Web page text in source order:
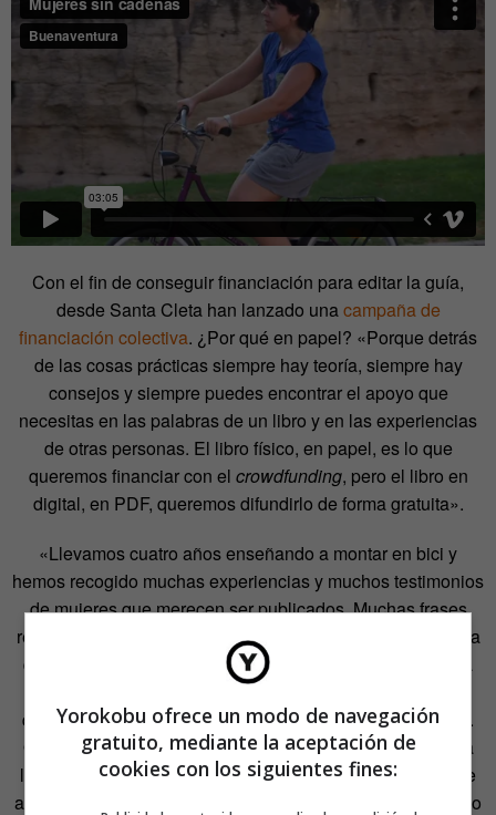
Con el fin de conseguir financiación para editar la guía,
desde Santa Cleta han lanzado unacampaña de
financiación colectiva. ¿Por qué en papel? «Porque detrás
de las cosas prácticas siempre hay teoría, siempre hay
consejos y siempre puedes encontrar el apoyo que
necesitas en las palabras de un libro y en las experiencias
de otras personas. El libro físico, en papel, es lo que
queremos financiar con el crowdfunding, pero el libro en
digital, en PDF, queremos difundirlo de forma gratuita».
«Llevamos cuatro años enseñando a montar en bici y
hemos recogido muchas experiencias y muchos testimonios
de mujeres que merecen ser publicados. Muchas frases
relacionadas con factores de género como «mi padre decía
que las bicis no eran para niñas»», explican desde Santa
Cleta. «Pero, aparte de esto, que no es poco, lo cierto es
que este libro está dedicado a ser un elemento motivador.
Queremos que alguien que no sepa montar en bici pueda
leer la guía y ver que es algo sencillo. Que anime y motive
al lector a aprender a montar en bici, en caso de no saber, o
Yorokobu ofrece un modo de navegación
gratuito, mediante la aceptación de
cookies con los siguientes fines: